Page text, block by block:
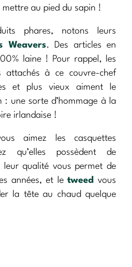
mettre au pied du sapin !
phares, notons leurs
Weavers. Des articles en
laine ! Pour rappel, les
attachés à ce couvre-chef
et plus vieux aiment le
une sorte d’hommage à la
irlandaise !
aimez les casquettes
qu’elles possèdent de
qualité vous permet de
années, et letweed
vous
la tête au chaud quelque